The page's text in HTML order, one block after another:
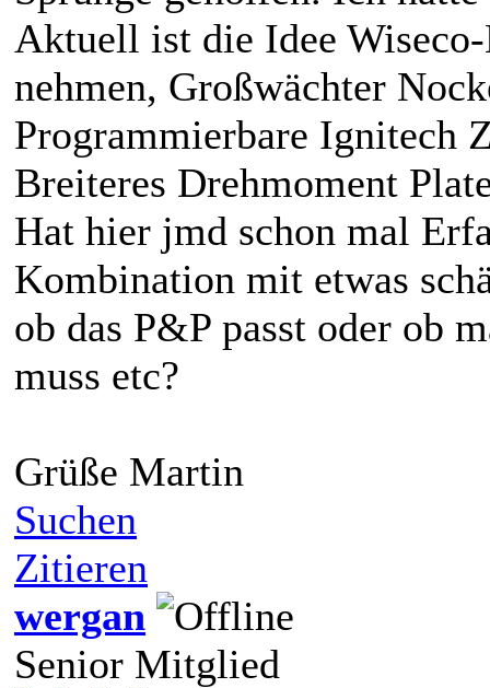
Aktuell ist die Idee
nehmen, Großwächter
Programmierbare Ignitech
Breiteres Drehmoment
Hat hier jmd schon mal
Kombination mit etwas
ob das P&P passt oder ob
muss etc?
Grüße Martin
Suchen
Zitieren
wergan
Senior Mitglied